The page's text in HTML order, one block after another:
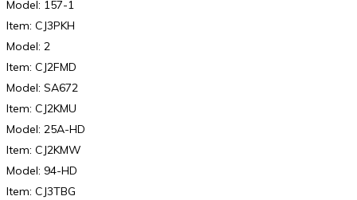
Model: 157-1
Item: CJ3PKH
Model: 2
Item: CJ2FMD
Model: SA672
Item: CJ2KMU
Model: 25A-HD
Item: CJ2KMW
Model: 94-HD
Item: CJ3TBG